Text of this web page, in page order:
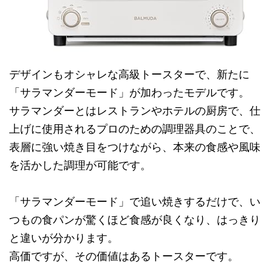
デザインもオシャレな高級トースターで、新たに
「サラマンダーモード」が加わったモデルです。
サラマンダーとはレストランやホテルの厨房で、仕
上げに使用されるプロのための調理器具のことで、
表層に強い焼き目をつけながら、本来の食感や風味
を活かした調理が可能です。
「サラマンダーモード」で追い焼きするだけで、い
つもの食パンが驚くほど食感が良くなり、はっきり
と違いが分かります。
高価ですが、その価値はあるトースターです。